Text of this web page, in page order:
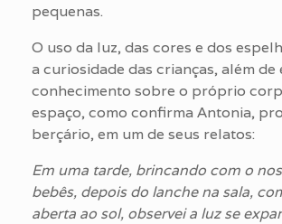
pequenas.
O uso da luz, das cores e dos
a curiosidade das crianças, além de
conhecimento sobre o próprio
espaço, como confirma Antonia,
berçário, em um de seus relatos:
Em uma tarde, brincando com o
bebês, depois do lanche na sala,
aberta ao sol, observei a luz se